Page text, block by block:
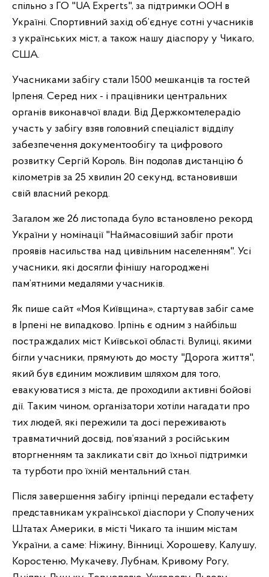
спільно з ГО "UA Experts", за підтримки ООН в
Україні. Спортивний захід об’єднує сотні учасників
з українських міст, а також нашу діаспору у Чикаго,
США.
Учасниками забігу стали 1500 мешканців та гостей
Ірпеня. Серед них - і працівники центральних
органів виконавчої влади. Від Держкомтелерадіо
участь у забігу взяв головний спеціаліст відділу
забезпечення документообігу та цифрового
розвитку Сергій Король. Він подолав дистанцію 6
кілометрів за 25 хвилин 20 секунд, встановивши
свій власний рекорд.
Загалом же 26 листопада було встановлено рекорд
України у номінації "Наймасовіший забіг проти
проявів насильства над цивільним населенням". Усі
учасники, які досягли фінішу нагороджені
пам’ятними медалями учасників.
Як пише сайт «Моя Київщина», стартував забіг саме
в Ірпені не випадково. Ірпінь є одним з найбільш
постраждалих міст Київської області. Вулиці, якими
бігли учасники, прямують до мосту "Дорога життя",
який був єдиним можливим шляхом для того,
евакуюватися з міста, де проходили активні бойові
дії. Таким чином, організатори хотіли нагадати про
тих людей, які пережили та досі переживають
травматичний досвід, пов’язаний з російським
вторгненням та закликати світ до їхньої підтримки
та турботи про їхній ментальний стан.
Після завершення забігу ірпінці передали естафету
представникам української діаспори у Сполучених
Штатах Америки, в місті Чикаго та іншим містам
України, а саме: Ніжину, Вінниці, Хорошеву, Калушу,
Коростеню, Мукачеву, Лубнам, Кривому Рогу,